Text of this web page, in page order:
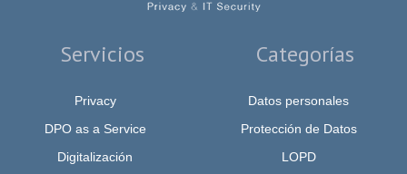
Servicios
Privacy
DPO as a Service
Digitalización
Categorías
Datos personales
Protección de Datos
LOPD